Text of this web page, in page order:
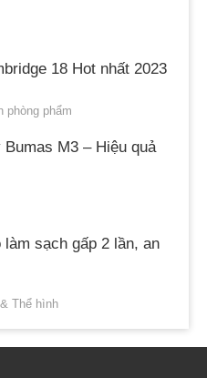
18 Hot nhất 2023
phòng phẩm
M3 – Hiệu quả
làm sạch gấp 2 lần, an
Thể hình